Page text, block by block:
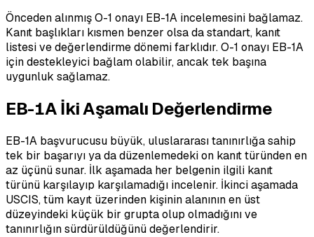
Önceden alınmış O-1 onayı EB-1A incelemesini bağlamaz.
Kanıt başlıkları kısmen benzer olsa da standart, kanıt
listesi ve değerlendirme dönemi farklıdır. O-1 onayı EB-1A
için destekleyici bağlam olabilir, ancak tek başına
uygunluk sağlamaz.
EB-1A İki Aşamalı Değerlendirme
EB-1A başvurucusu büyük, uluslararası tanınırlığa sahip
tek bir başarıyı ya da düzenlemedeki on kanıt türünden en
az üçünü sunar. İlk aşamada her belgenin ilgili kanıt
türünü karşılayıp karşılamadığı incelenir. İkinci aşamada
USCIS, tüm kayıt üzerinden kişinin alanının en üst
düzeyindeki küçük bir grupta olup olmadığını ve
tanınırlığın sürdürüldüğünü değerlendirir.